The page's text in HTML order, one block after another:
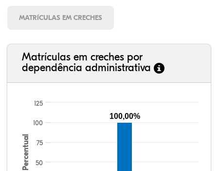
MATRÍCULAS EM CRECHES
Matrículas em creches por
dependência administrativa
Percentual 50
75
100
125
100,00%